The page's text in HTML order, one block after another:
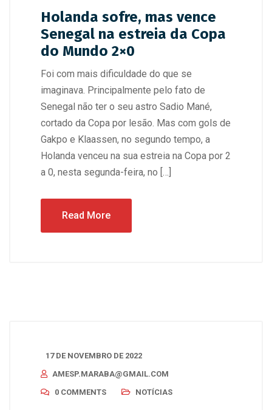
Holanda sofre, mas vence
Senegal na estreia da Copa
do Mundo 2×0
Foi com mais dificuldade do que se
imaginava. Principalmente pelo fato de
Senegal não ter o seu astro Sadio Mané,
cortado da Copa por lesão. Mas com gols de
Gakpo e Klaassen, no segundo tempo, a
Holanda venceu na sua estreia na Copa por 2
a 0, nesta segunda-feira, no […]
Read More
17 DE NOVEMBRO DE 2022
AMESP.MARABA@GMAIL.COM
0 COMMENTS
NOTÍCIAS